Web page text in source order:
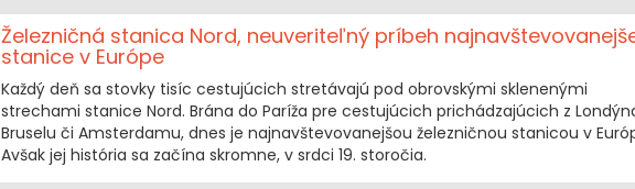
Železničná stanica Nord, neuveriteľný príbeh
stanice v Európe
Každý deň sa stovky tisíc cestujúcich stretávajú pod obrovskými sklenenými
strechami stanice Nord. Brána do Paríža pre cestujúcich prichádzajúcich z
Bruselu či Amsterdamu, dnes je najnavštevovanejšou železničnou stanicou v
Avšak jej história sa začína skromne, v srdci 19. storočia.